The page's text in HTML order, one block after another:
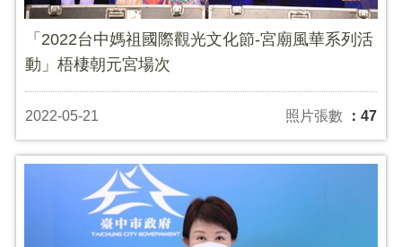
「2022台中媽祖國際觀光文化節-宮廟風華系列活
動」梧棲朝元宮場次
2022-05-21 照片張數 ：47